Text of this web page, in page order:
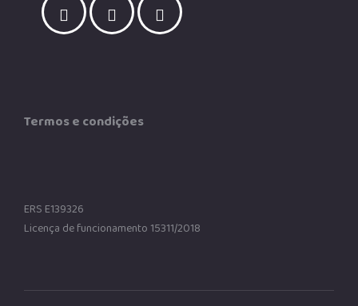
Termos e condições
ERS E139326
Licença de funcionamento 15311/2018